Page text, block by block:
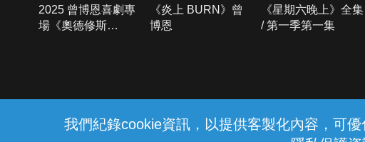
我們紀錄cookie資訊，以提供客製化內容，可
2025 曾博恩喜劇專
場《奧德修斯
《炎上 BURN》曾
博恩
《星期六晚上》全集
/ 第一季第一集